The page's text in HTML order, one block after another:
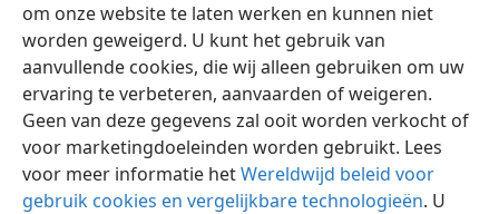
om onze website te laten werken en kunnen niet
worden geweigerd. U kunt het gebruik van
aanvullende cookies, die wij alleen gebruiken om uw
ervaring te verbeteren, aanvaarden of weigeren.
Geen van deze gegevens zal ooit worden verkocht of
voor marketingdoeleinden worden gebruikt. Lees
voor meer informatie hetWereldwijd beleid voor
gebruik cookies en vergelijkbare technologieën. U